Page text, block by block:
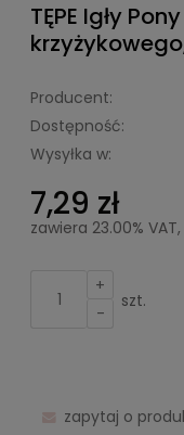
TĘPE Igły
Producent:
Dostępność:
Wysyłka w:
7,29 zł
zawiera 23.00%
+
-
szt.
zapytaj o